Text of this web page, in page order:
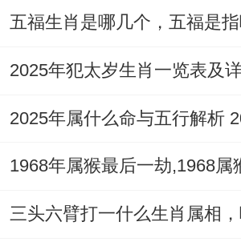
怎么样保持婚姻稳定 位了保
的关系、相互理解与尊重！
通过相互交流;寻求更好的解
的爱意;增进彼此的感情。
2025年犯太岁生肖一览表及